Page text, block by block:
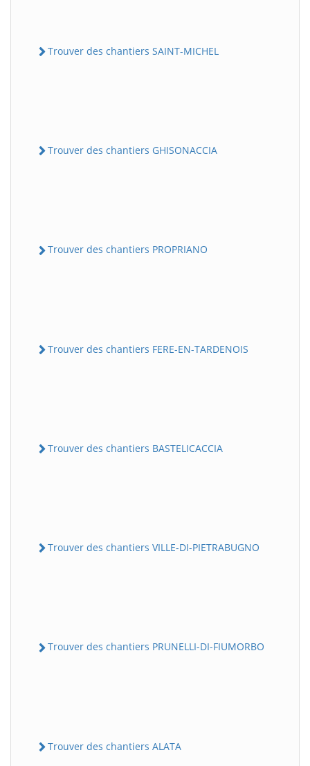
Trouver des chantiers SAINT-MICHEL
Trouver des chantiers GHISONACCIA
Trouver des chantiers PROPRIANO
Trouver des chantiers FERE-EN-TARDENOIS
Trouver des chantiers BASTELICACCIA
Trouver des chantiers VILLE-DI-PIETRABUGNO
Trouver des chantiers PRUNELLI-DI-FIUMORBO
Trouver des chantiers ALATA